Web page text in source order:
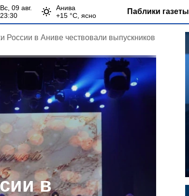
вс, 09 авг.
23:30
Анива
+15 °С, ясно Паблики газеты
России в Аниве чествовали выпускников
в